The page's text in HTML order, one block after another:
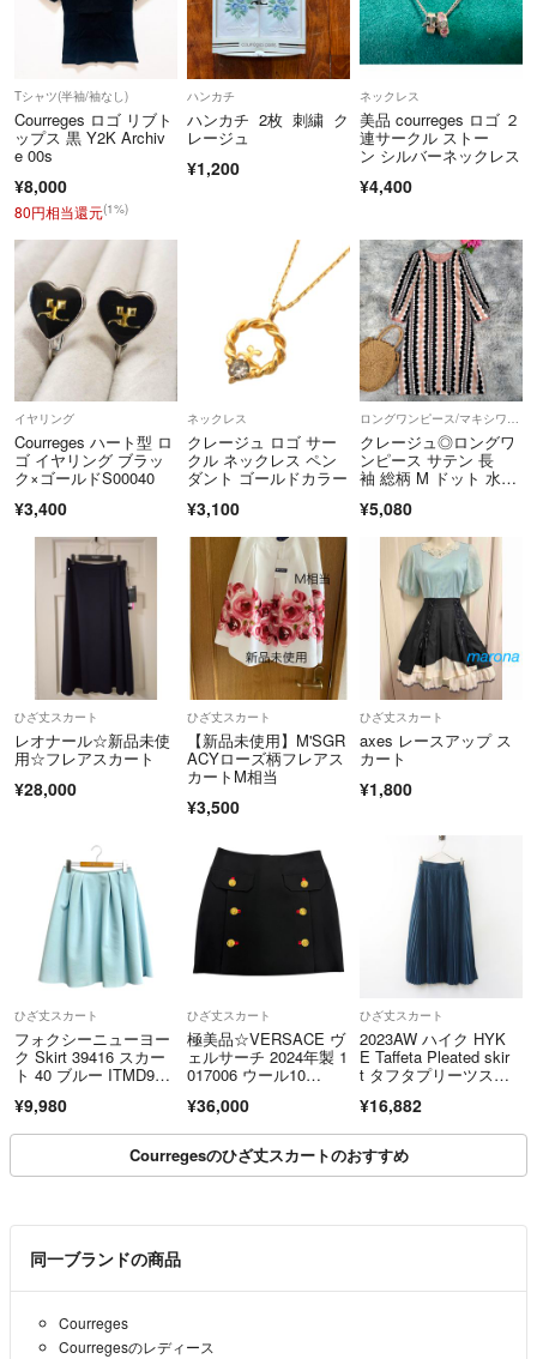
Tシャツ(半袖/袖なし)
Courreges ロゴ リブト
ップス 黒 Y2K Archiv
e 00s
¥8,000
80円相当還元(1%)
ハンカチ
ハンカチ 2枚 刺繍 ク
レージュ
¥1,200
ネックレス
美品 courreges ロゴ ２
連サークル ストー
ン シルバーネックレス
¥4,400
イヤリング
Courreges ハート型 ロ
ゴ イヤリング ブラッ
ク×ゴールドS00040
¥3,400
ネックレス
クレージュ ロゴ サー
クル ネックレス ペン
ダント ゴールドカラー
¥3,100
ロングワンピース/マキシワンピース
クレージュ◎ロングワ
ンピース サテン 長
袖 総柄 M ドット 水
¥5,080
ひざ丈スカート
レオナール☆新品未使
用☆フレアスカート
¥28,000
ひざ丈スカート
【新品未使用】M'SGR
ACYローズ柄フレアス
カートM相当
¥3,500
ひざ丈スカート
axes レースアップ ス
カート
¥1,800
ひざ丈スカート
フォクシーニューヨー
ク Skirt 39416 スカー
ト 40 ブルー ITMD9J0
¥9,980
ひざ丈スカート
極美品☆VERSACE ヴ
ェルサーチ 2024年製 1
017006 ウール10
ン ミニ ペンシルスカ
ート ブラック 36 イタ
リア製 正規品
¥36,000
ひざ丈スカート
2023AW ハイク HYK
E Taffeta Pleated skir
t タフタプリーツスカ
ムス 【240001510718
9】
¥16,882
Courregesのひざ丈スカートのおすすめ
同一ブランドの商品
Courreges
Courregesのレディース